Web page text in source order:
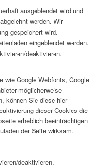
ausgeblendet wird und
werden. Wir
gespeichert wird.
eingeblendet werden.
deaktivieren.
wie Google Webfonts, Google
möglicherweise
können Sie diese hier
dieser Cookies die
erheblich beeinträchtigen
der Seite wirksam.
deaktivieren.